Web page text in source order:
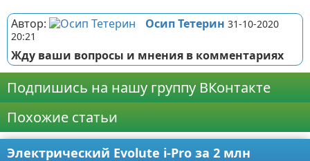
Автор: Осип Тетерин 31-10-2020
20:21
Жду ваши вопросы и мнения в комментариях
Подпишись на нашу группу ВКонтакте
Похожие статьи
Электрический Evolute i-Pro за 2 млн